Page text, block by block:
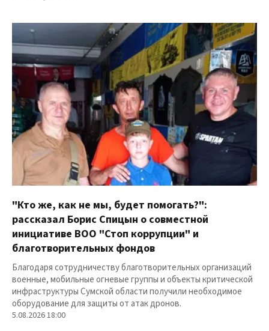
"Кто же, как не мы, будет помогать?":
рассказал Борис Спицын о совместной
инициативе ВОО "Стоп коррупции" и
благотворительных фондов
Благодаря сотрудничеству благотворительных организаций
военные, мобильные огневые группы и объекты критической
инфраструктуры Сумской области получили необходимое
оборудование для защиты от атак дронов.
5.08.2026 18:00